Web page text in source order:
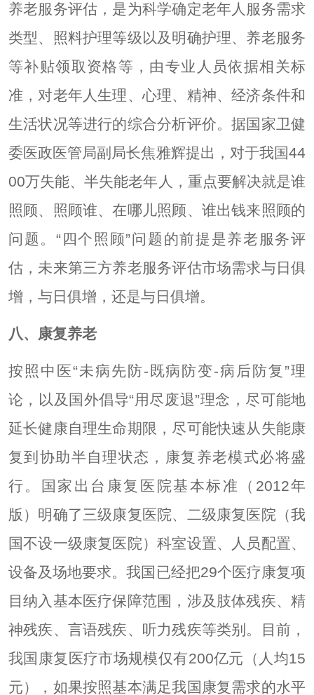
养老服务评估，是为科学确定老年人服务需求
类型、照料护理等级以及明确护理、养老服务
等补贴领取资格等，由专业人员依据相关标
准，对老年人生理、心理、精神、经济条件和
生活状况等进行的综合分析评价。据国家卫健
委医政医管局副局长焦雅辉提出，对于我国44
00万失能、半失能老年人，重点要解决就是谁
照顾、照顾谁、在哪儿照顾、谁出钱来照顾的
问题。“四个照顾”问题的前提是养老服务评
估，未来第三方养老服务评估市场需求与日俱
增，与日俱增，还是与日俱增。
八、康复养老
按照中医“未病先防-既病防变-病后防复”理
论，以及国外倡导“用尽废退”理念，尽可能地
延长健康自理生命期限，尽可能快速从失能康
复到协助半自理状态，康复养老模式必将盛
行。国家出台康复医院基本标准（2012年
版）明确了三级康复医院、二级康复医院（我
国不设一级康复医院）科室设置、人员配置、
设备及场地要求。我国已经把29个医疗康复项
目纳入基本医疗保障范围，涉及肢体残疾、精
神残疾、言语残疾、听力残疾等类别。目前，
我国康复医疗市场规模仅有200亿元（人均15
元），如果按照基本满足我国康复需求的水平